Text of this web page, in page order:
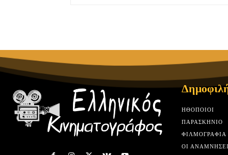
HΘΟΠΟΙΟΊ
ΠΑΡΑΣΚΉΝΙΟ
ΦΙΛΜΟΓΡΑΦΊΑ
ΟΙ